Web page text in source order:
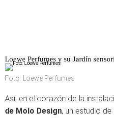
Loewe Perfumes y su Jardín
Foto: Loewe Perfumes
Así, en el corazón de la
de Molo Design, un estudio